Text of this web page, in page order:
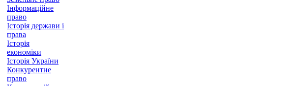
Інформаційне
право
Історія держави і
права
Історія
економіки
Історія України
Конкурентне
право